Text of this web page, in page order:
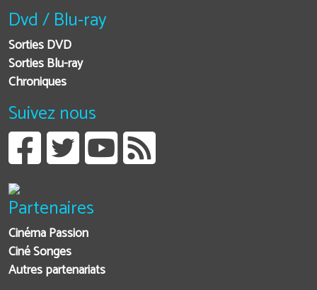
Dvd / Blu-ray
Sorties DVD
Sorties Blu-ray
Chroniques
Suivez nous
Partenaires
Cinéma Passion
Ciné Songes
Autres partenariats